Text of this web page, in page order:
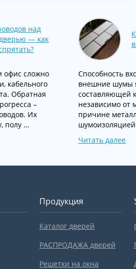
над
— как
офис сложно
кабельного
Обратная
–
Их
полу …
Способность
внешние шумы
составляющей
независимо от
причине
Читать далее
Продукция
Каталог дверей
РАСПРОДАЖА дверей
Решетки на окна